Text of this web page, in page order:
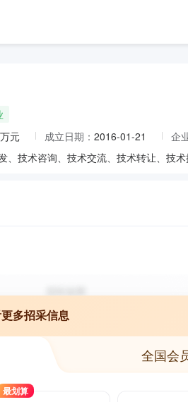
元 成立日期： 2016-01-21 企
多招采信息
全国会
最划算